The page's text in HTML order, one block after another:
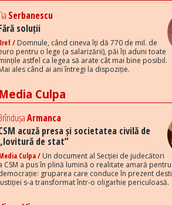
Serbanescu
soluții
/ Domnule, când cineva îți dă 770 de mil. de
pentru o lege (a salarizării), păi îți aduni toate
astfel ca legea să arate cât mai bine posibil.
ales când ai ani întregi la dispoziție.
Culpa
Armanca
acuză presa și societatea civilă de
de stat”
Culpa / Un document al Secției de judecători
CSM a pus în plină lumină o realitate amară pentru
gruparea care conduce în prezent
s-a transformat într-o oligarhie periculoasă.